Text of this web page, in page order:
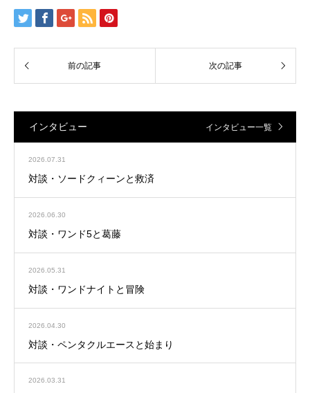
インタビュー インタビュー一覧
2026.07.31
対談・ソードクィーンと救済
2026.06.30
対談・ワンド5と葛藤
2026.05.31
対談・ワンドナイトと冒険
2026.04.30
対談・ペンタクルエースと始まり
2026.03.31